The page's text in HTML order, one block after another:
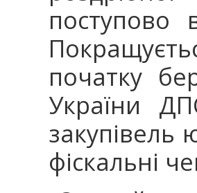
поступово
початку
України
закупівель
фіскальні